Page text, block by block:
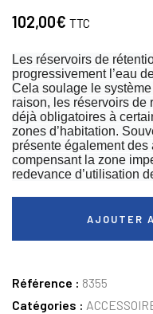
102,00€ TTC
Les réservoirs de
progressivement l’eau
Cela soulage le
raison, les réservoirs de
déjà obligatoires à
zones d’habitation.
présente également
compensant la zone
redevance d’utilisation
AJOUTER
Référence : 8355
Catégories :